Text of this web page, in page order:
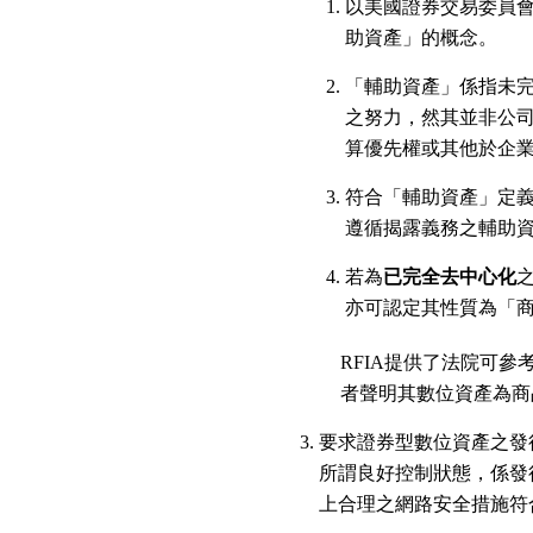
以美國證券交易委員
助資產」的概念。
「輔助資產」係指未
之努力，然其並非公
算優先權或其他於企
符合「輔助資產」定
遵循揭露義務之輔助
若為已完全去中心化
亦可認定其性質為「
RFIA提供了法院可參
者聲明其數位資產為
要求證券型數位資產之發
所謂良好控制狀態，係
上合理之網路安全措施